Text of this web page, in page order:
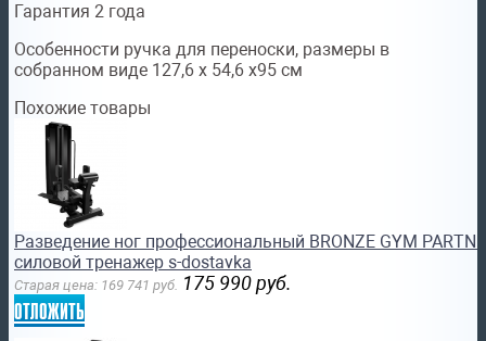
Гарантия 2 года
Особенности ручка для переноски, размеры в
собранном виде 127,6 х 54,6 х95 см
Похожие товары
Разведение ног профессиональный BRONZE GYM
силовой тренажер s-dostavka
Старая цена: 169 741 руб. 175 990 руб.
отложить